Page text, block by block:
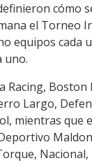
cómo
el Torneo
equipos cada
uno.
Racing, Boston
Largo,
mientras que